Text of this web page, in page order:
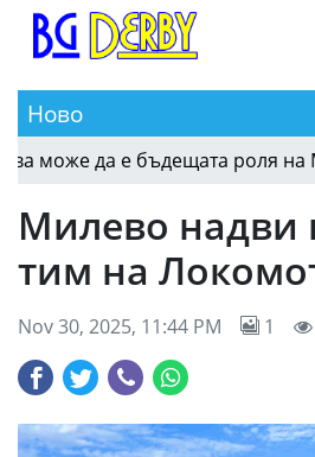
Ново
да е бъдещата роля на
Милево надви
тим на
Nov 30, 2025, 11:44 PM 1